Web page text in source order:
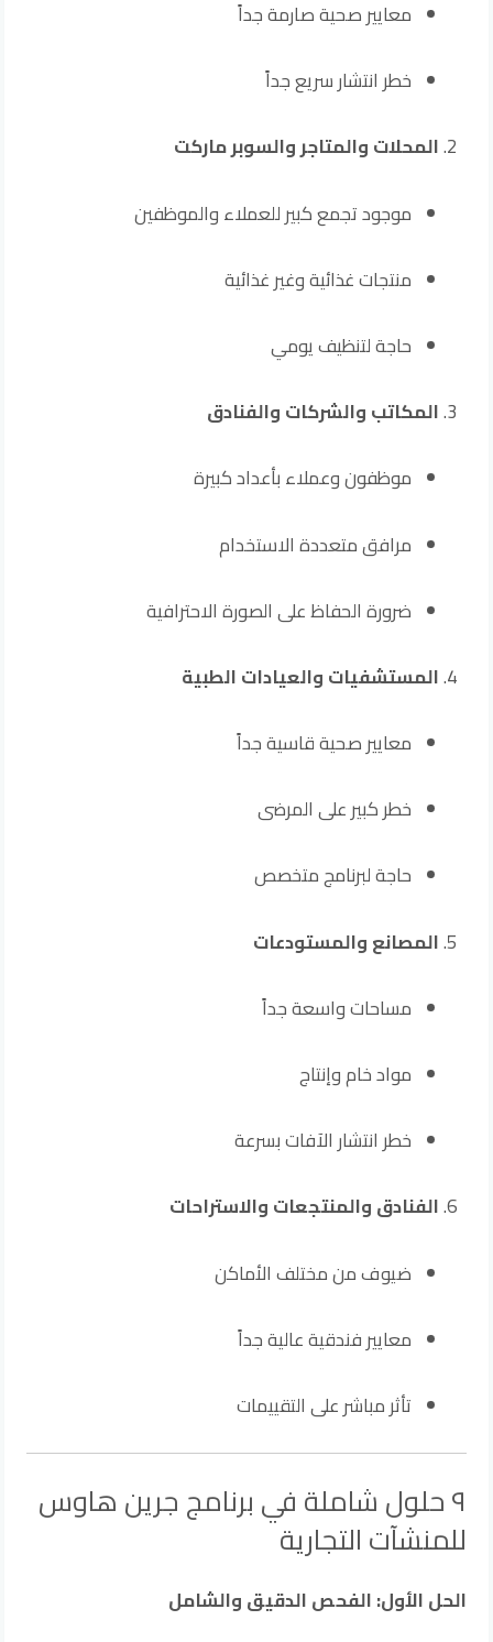
معايير صحية صارمة جداً
خطر انتشار سريع جداً
المحلات والمتاجر والسوبر ماركت
موجود تجمع كبير للعملاء والموظفين
منتجات غذائية وغير غذائية
حاجة لتنظيف يومي
المكاتب والشركات والفنادق
موظفون وعملاء بأعداد كبيرة
مرافق متعددة الاستخدام
ضرورة الحفاظ على الصورة الاحترافية
المستشفيات والعيادات الطبية
معايير صحية قاسية جداً
خطر كبير على المرضى
حاجة لبرنامج متخصص
المصانع والمستودعات
مساحات واسعة جداً
مواد خام وإنتاج
خطر انتشار الآفات بسرعة
الفنادق والمنتجعات والاستراحات
ضيوف من مختلف الأماكن
معايير فندقية عالية جداً
تأثر مباشر على التقييمات
٩ حلول شاملة في برنامج جرين هاوس
للمنشآت التجارية
الحل الأول: الفحص الدقيق والشامل